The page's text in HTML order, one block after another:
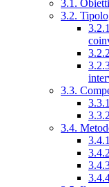
3.1.
3.2.
3.3.
3.4.